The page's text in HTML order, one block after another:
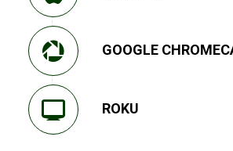
GOOGLE
ROKU